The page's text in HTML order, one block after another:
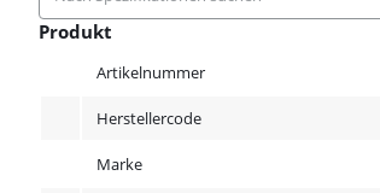
Produkt
Artikelnummer
Herstellercode
Marke